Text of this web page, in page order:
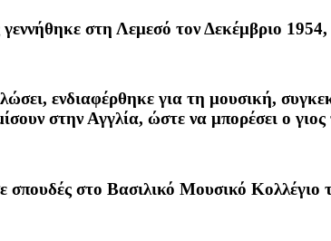
στη Λεμεσό τον Δεκέμβριο
ενδιαφέρθηκε για τη μουσική,
στην Αγγλία, ώστε να μπορέσει ο γιος
σπουδές στο Βασιλικό Μουσικό